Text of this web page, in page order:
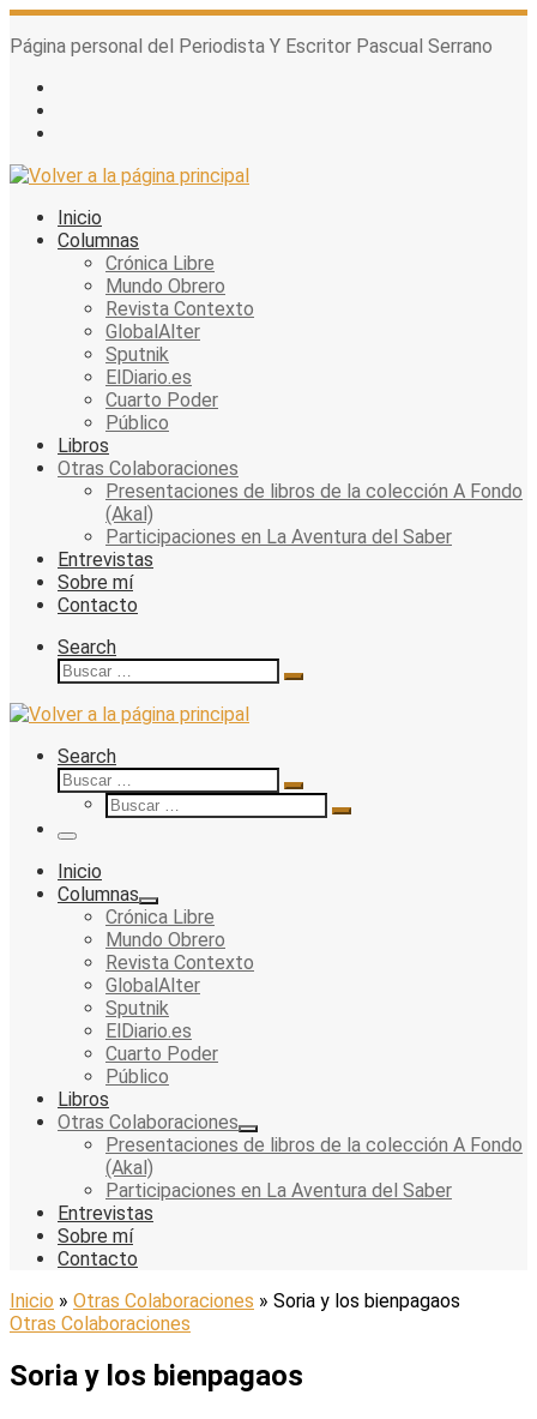
Skip
to
Página personal del Periodista Y Escritor Pascual Serrano
Inicio
Columnas
Crónica Libre
Mundo Obrero
Revista Contexto
GlobalAlter
Sputnik
ElDiario.es
Cuarto Poder
Público
Libros
Otras Colaboraciones
Presentaciones de libros de la colección A Fondo
(Akal)
Participaciones en La Aventura del Saber
Entrevistas
Sobre mí
Contacto
Search
Buscar
Buscar
Search
Buscar
Buscar
…
Buscar
Buscar
Menu
Inicio
Columnas
Crónica Libre
Mundo Obrero
Revista Contexto
GlobalAlter
Sputnik
ElDiario.es
Cuarto Poder
Público
Libros
Otras Colaboraciones
Presentaciones de libros de la colección A Fondo
(Akal)
Participaciones en La Aventura del Saber
Entrevistas
Sobre mí
Contacto
Inicio » Otras Colaboraciones » Soria y los bienpagaos
Otras Colaboraciones
Soria y los bienpagaos